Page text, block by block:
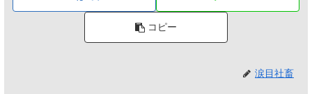
コピー
涙目社畜